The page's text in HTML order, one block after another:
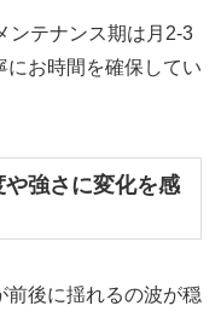
ンテナンス期は月2-3
にお時間を確保してい
強さに変化を感
前後に揺れるの波が穏